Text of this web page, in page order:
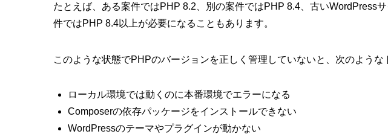
たとえば、ある案件ではPHP 8.2、別の案件ではPHP 8.4、古いWordPress
件ではPHP 8.4以上が必要になることもあります。
このような状態でPHPのバージョンを正しく管理していないと、次のような
ローカル環境では動くのに本番環境でエラーになる
Composerの依存パッケージをインストールできない
WordPressのテーマやプラグインが動かない